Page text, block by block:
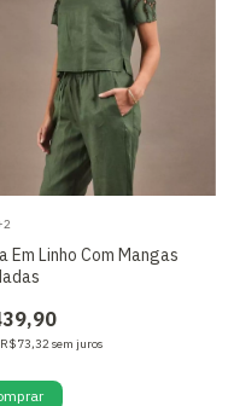
Em Linho Com Mangas
R$73,32sem juros